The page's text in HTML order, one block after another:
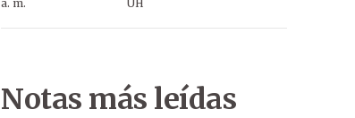
a. m.
ÚH
Notas más leídas